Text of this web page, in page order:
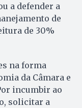
a defender a
de
de 30%
na forma
da Câmara e
incumbir ao
solicitar a